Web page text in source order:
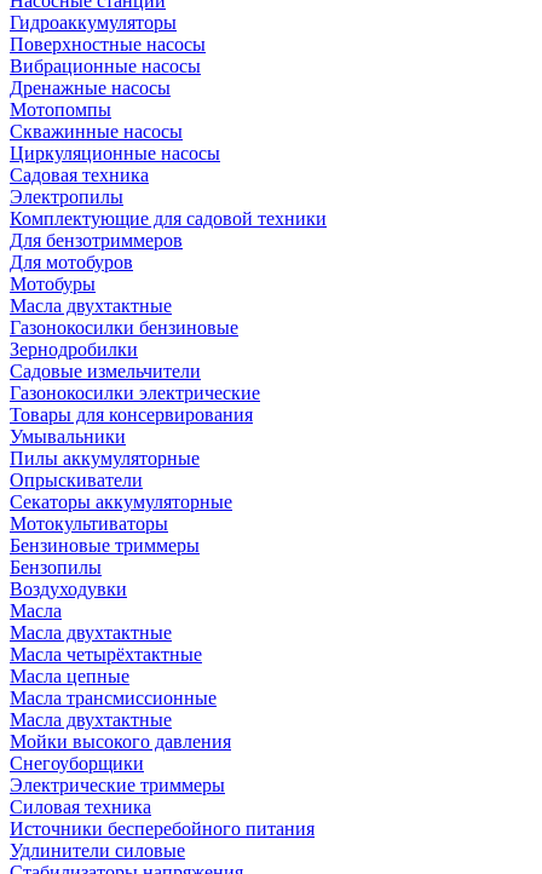
Гидроаккумуляторы
Поверхностные насосы
Вибрационные насосы
Дренажные насосы
Мотопомпы
Скважинные насосы
Циркуляционные насосы
Садовая техника
Электропилы
Комплектующие для садовой техники
Для бензотриммеров
Для мотобуров
Мотобуры
Масла двухтактные
Газонокосилки бензиновые
Зернодробилки
Садовые измельчители
Газонокосилки электрические
Товары для консервирования
Умывальники
Пилы аккумуляторные
Опрыскиватели
Секаторы аккумуляторные
Мотокультиваторы
Бензиновые триммеры
Бензопилы
Воздуходувки
Масла
Масла двухтактные
Масла четырёхтактные
Масла цепные
Масла трансмиссионные
Масла двухтактные
Мойки высокого давления
Снегоуборщики
Электрические триммеры
Силовая техника
Источники бесперебойного питания
Удлинители силовые